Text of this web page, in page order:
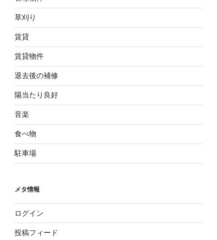
草刈り
賃貸
賃貸物件
退去後の補修
陽当たり良好
音楽
食べ物
駐車場
メタ情報
ログイン
投稿フィード